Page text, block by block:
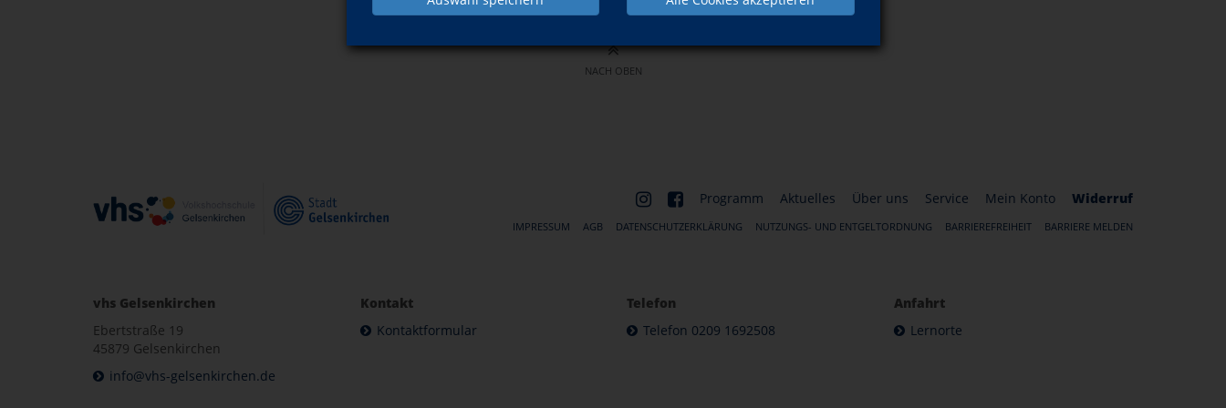
NACH OBEN
Programm Aktuelles Über uns Service Mein Konto Widerruf
IMPRESSUM AGB DATENSCHUTZERKLÄRUNG NUTZUNGS- UND ENTGELTORDNUNG BARRIEREFREIHEIT BARRIERE MELDEN
vhs Gelsenkirchen
Ebertstraße 19
45879 Gelsenkirchen
info@vhs-gelsenkirchen.de
Kontakt
Kontaktformular
Telefon
Telefon 0209 1692508
Anfahrt
Lernorte